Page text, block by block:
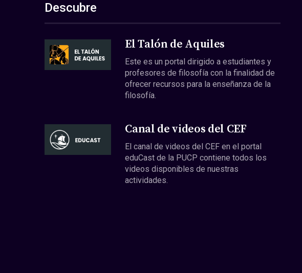
Descubre
El Talón de Aquiles
Este es un portal dirigido a estudiantes y
profesores de filosofía con la finalidad de
ofrecer recursos para la enseñanza de la
filosofía.
Canal de videos del CEF
El canal de videos del CEF en el portal
eduCast de la PUCP contiene todos los
videos disponibles de nuestras
actividades.